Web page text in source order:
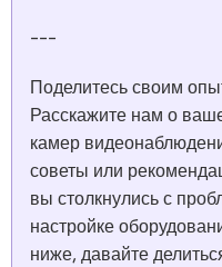
---
Поделитесь своим
Расскажите нам о
камер
советы или
вы столкнулись с
настройке
ниже, давайте